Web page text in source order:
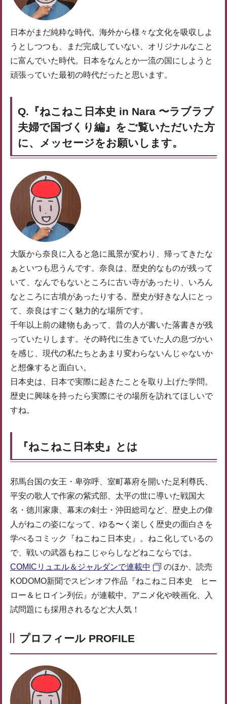
日本がまだ純粋な時代。海外から様々な文化を吸収しよ
うとしつつも、まだ完成していない、オリジナルなこと
に富んでいた時代。日本をなんとか一流の国にしようと
頑張っていた最初の時代だったと思います。
Q.『ねこねこ日本史 in Nara 〜ラブラブ
夫婦で国づくり編』をご覧いただいた方
に、メッセージをお願いします。
大阪から奈良に入ると急に風景が変わり、帰ってきたな
ぁといつも思うんです。奈良は、歴史的なものが残って
いて、なんでもないところに古い寺があったり、いろん
なところに古墳があったりする。歴史が好きな人にとっ
て、奈良はすごく魅力的な場所です。
千年以上前の建物もあって、昔の人が書いた落書きが残
っていたりします。その時代に生きていた人の息づかい
を感じ、現代の私たちとあまり変わらないんじゃないか
と想像すると面白い。
日本史は、日本で実際に起きたことを取り上げた学問。
歴史に興味を持ったら実際にその場所を訪れてほしいで
すね。
『ねこねこ日本史』とは
邪馬台国の女王・卑弥呼、室町幕府を開いた足利尊氏、
平安の歌人で作家の紫式部、太平の世に導いた戦国大
名・徳川家康、幕末の剣士・沖田総司など、歴史上の偉
人がねこの姿になって、ゆる〜く楽しく歴史の面白さを
学べるコミック『ねこねこ日本史』。ねこ化しているの
で、戦いの武器もねこじゃらしなどねこならでは。
COMICリュエル＆ジャルダンで連載中
のほか、読売
KODOMO新聞でスピンオフ作品『ねこねこ日本史 ヒー
ロー＆ヒロイン列伝』が連載中。アニメ化や映画化、入
試問題にも採用されるなど大人気！
プロフィール PROFILE